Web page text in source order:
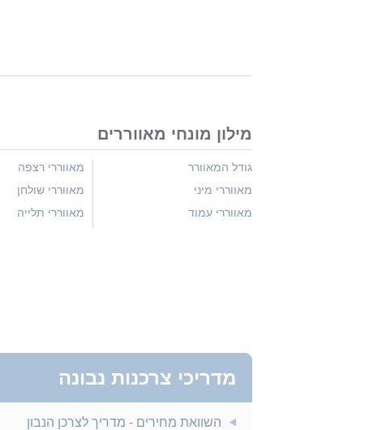
מילון מונחי מאווררים
גודל המאוורר
מאווררי מיני
מאווררי עמוד
מאווררי רצפה
מאווררי שולחן
מאווררי תלייה
מדריכי צרכנות נבונה
השוואת מחירים - מדריך לצרכן הנבון